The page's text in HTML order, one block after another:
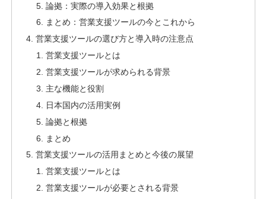
論拠：実際の導入効果と根拠
まとめ：営業支援ツールの今とこれから
営業支援ツールの選び方と導入時の注意点
営業支援ツールとは
営業支援ツールが求められる背景
主な機能と役割
日本国内の活用実例
論拠と根拠
まとめ
営業支援ツールの活用まとめと今後の展望
営業支援ツールとは
営業支援ツールが必要とされる背景